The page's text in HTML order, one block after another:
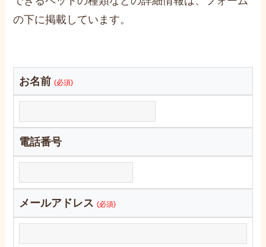
の下に掲載しています。
お名前 (必須)
電話番号
メールアドレス (必須)